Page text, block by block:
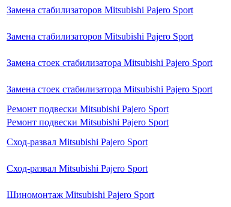
Замена стабилизаторов Mitsubishi Pajero Sport
Замена стабилизаторов Mitsubishi Pajero Sport
Замена стоек стабилизатора Mitsubishi Pajero Sport
Замена стоек стабилизатора Mitsubishi Pajero Sport
Ремонт подвески Mitsubishi Pajero Sport
Ремонт подвески Mitsubishi Pajero Sport
Сход-развал Mitsubishi Pajero Sport
Сход-развал Mitsubishi Pajero Sport
Шиномонтаж Mitsubishi Pajero Sport